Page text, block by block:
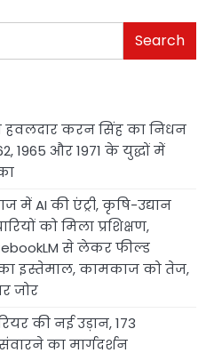
Search
हवलदार करन सिंह का निधन
और 1971 के युद्धों में
में AI की एंट्री, कृषि-उद्यान
को मिला प्रशिक्षण,
से लेकर फील्ड
इस्तेमाल, कामकाज को तेज,
जोर
की नई उड़ान, 173
संवारने का मार्गदर्शन